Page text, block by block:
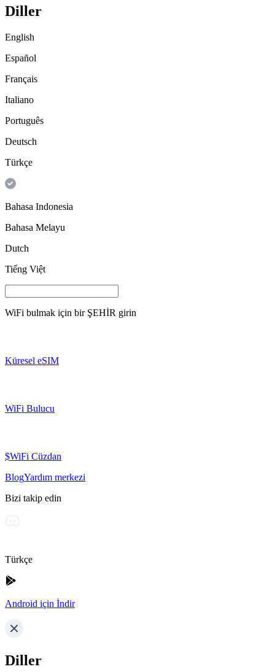
Diller
English
Español
Français
Italiano
Português
Deutsch
Türkçe
Bahasa Indonesia
Bahasa Melayu
Dutch
Tiếng Việt
WiFi bulmak için bir ŞEHİR girin
Küresel eSIM
WiFi Bulucu
$WiFi Cüzdan
BlogYardım merkezi
Bizi takip edin
Türkçe
Android için İndir
Diller